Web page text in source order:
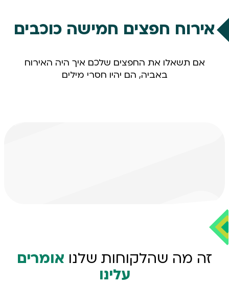
קיבוץ הראל
יד בנימין
ראשון לציוןחולון
מבואות ירושלים
אירוח חפצים חמישה כוכבים
אם תשאלו את החפצים שלכם איך היה האירוח
באביה, הם יהיו חסרי מילים
זה מה שהלקוחות שלנו אומרים
עלינו